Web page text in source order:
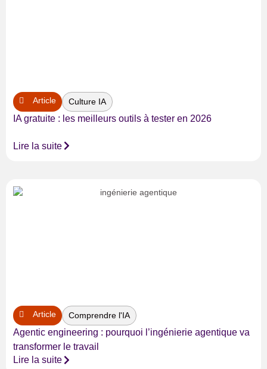
Article Culture IA
IA gratuite : les meilleurs outils à tester en 2026
Lire la suite
Article Comprendre l'IA
Agentic engineering : pourquoi l’ingénierie agentique va
transformer le travail
Lire la suite